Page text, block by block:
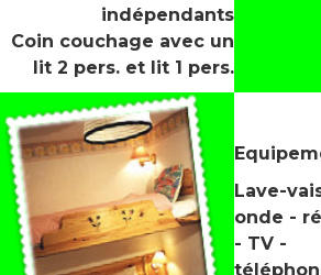
indépendants
Coin couchage avec un
lit 2 pers. et lit 1 pers.
Lave-
onde -
- TV -